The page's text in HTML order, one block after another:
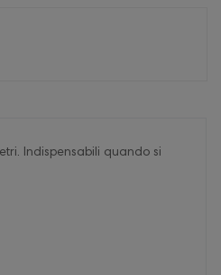
Indispensabili quando si